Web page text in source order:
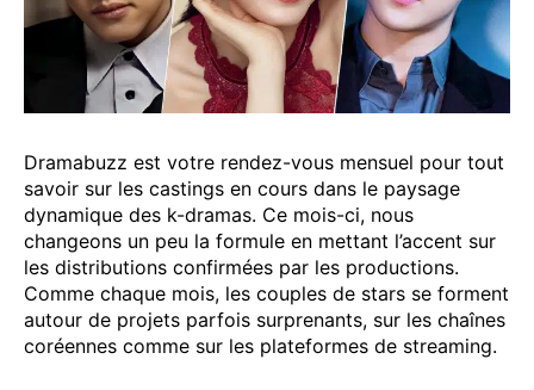
Dramabuzz est votre rendez-vous mensuel pour tout
savoir sur les castings en cours dans le paysage
dynamique des k-dramas. Ce mois-ci, nous
changeons un peu la formule en mettant l’accent sur
les distributions confirmées par les productions.
Comme chaque mois, les couples de stars se forment
autour de projets parfois surprenants, sur les chaînes
coréennes comme sur les plateformes de streaming.